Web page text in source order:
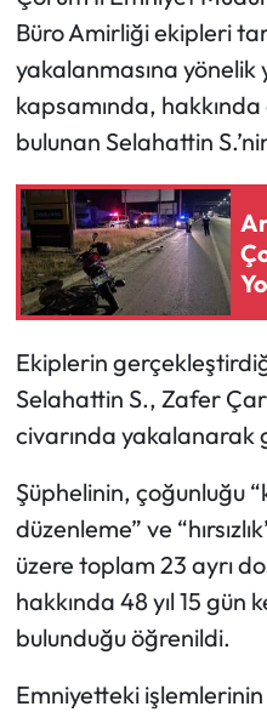
Büro Amirliği ekipleri
yakalanmasına yönelik
kapsamında, hakkında
bulunan Selahattin
Ekiplerin
Selahattin S., Zafer
civarında yakalanarak
Şüphelinin, çoğunluğu
düzenleme” ve
üzere toplam 23 ayrı
hakkında 48 yıl 15 gün
bulunduğu öğrenildi.
Emniyetteki
Kültür Sanat
Laçin Haberleri
Mecitözü Haberleri
Oğuzlar Haberleri
Ortaköy Haberleri
Osmancık Haberleri
Resmi İlan
Resmi Reklam
Sağlık